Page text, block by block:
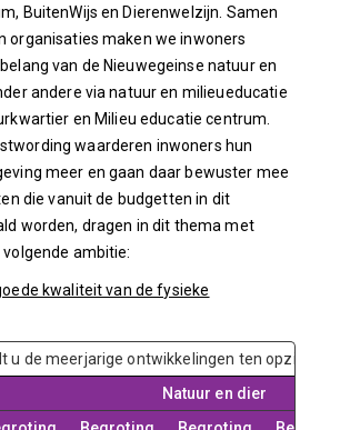
BuitenWijs en Dierenwelzijn. Samen
organisaties maken we inwoners
van de Nieuwegeinse natuur en
andere via natuur en milieueducatie
en Milieu educatie centrum.
waarderen inwoners hun
meer en gaan daar bewuster mee
die vanuit de budgetten in dit
worden, dragen in dit thema met
ambitie:
kwaliteit van de fysieke
u de meerjarige ontwikkelingen ten opzichte
Natuur en dier